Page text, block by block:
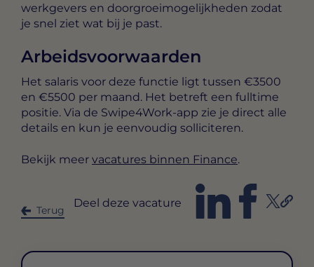
werkgevers en doorgroeimogelijkheden zodat
je snel ziet wat bij je past.
Arbeidsvoorwaarden
Het salaris voor deze functie ligt tussen €3500
en €5500 per maand . Het betreft een fulltime
positie. Via de Swipe4Work-app zie je direct alle
details en kun je eenvoudig solliciteren.
Bekijk meer vacatures binnen Finance.
Terug
Deel deze vacature